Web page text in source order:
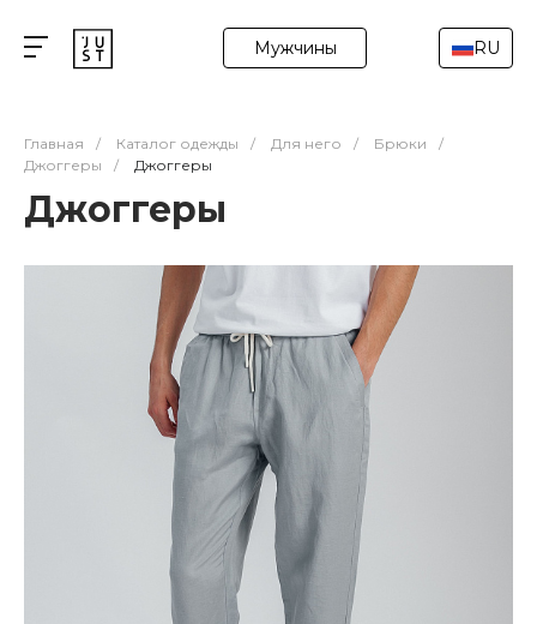
Мужчины RU
Главная / Каталог одежды / Для него / Брюки
/
Джоггеры
/ Джоггеры
Джоггеры